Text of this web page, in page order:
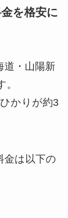
を格安に
道・山陽新
かりが約3
金は以下の